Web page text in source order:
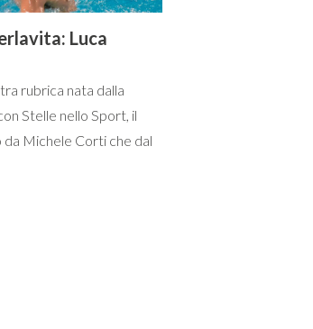
Luca
rubrica nata dalla
Stelle nello Sport, il
Michele Corti che dal